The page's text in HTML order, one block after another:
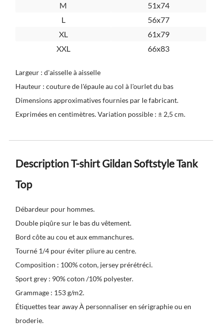
M
51x74
L
56x77
XL
61x79
XXL
66x83
Largeur : d'aisselle à aisselle
Hauteur : couture de l'épaule au col à l'ourlet du bas
Dimensions approximatives fournies par le fabricant.
Exprimées en centimètres. Variation possible : ± 2,5 cm.
Description T-shirt Gildan Softstyle Tank
Top
Débardeur pour hommes.
Double piqûre sur le bas du vêtement.
Bord côte au cou et aux emmanchures.
Tourné 1/4 pour éviter pliure au centre.
Composition : 100% coton, jersey prérétréci.
Sport grey : 90% coton /10% polyester.
Grammage : 153 g/m2.
Étiquettes tear away À personnaliser en sérigraphie ou en
broderie.